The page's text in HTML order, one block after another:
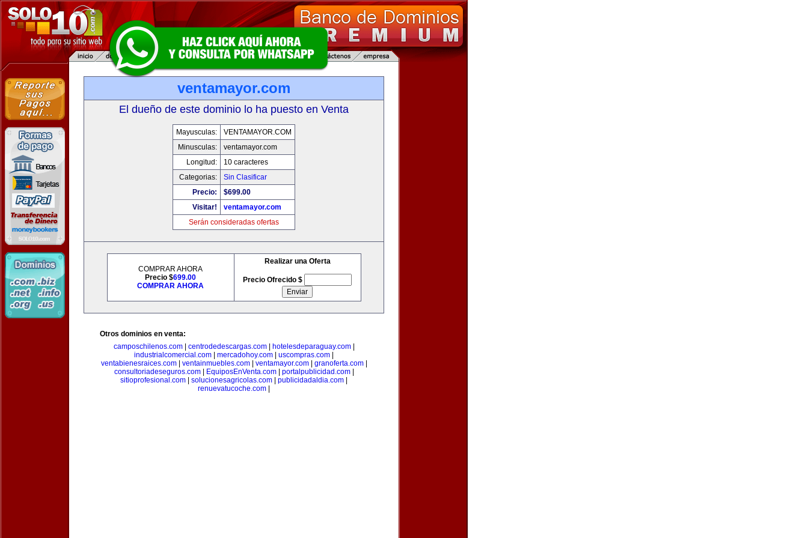
ventamayor.com
El dueño de este dominio lo ha puesto en Venta
Mayusculas:
VENTAMAYOR.COM
Minusculas:
ventamayor.com
Longitud:
10 caracteres
Categorias:
Sin Clasificar
Precio:
$699.00
Visitar!
ventamayor.com
Serán consideradas ofertas
COMPRAR AHORA
Precio $699.00
COMPRAR AHORA
Realizar una Oferta
Precio Ofrecido $
Otros dominios en venta:
camposchilenos.com| centrodedescargas.com| hotelesdeparaguay.com|
industrialcomercial.com
mercadohoy.com uscompras.com
ventabienesraices.com| ventainmuebles.com| ventamayor.com| granoferta.com|
consultoriadeseguros.com| EquiposEnVenta.com| portalpublicidad.com|
sitioprofesional.com
solucionesagricolas.com publicidadaldia.com
renuevatucoche.com